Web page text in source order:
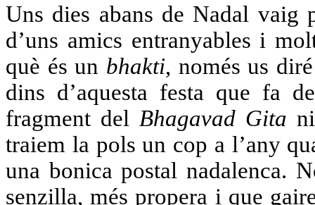
Uns dies abans de Nadal vaig
d’uns amics entranyables i
què és un bhakti, només us
dins d’aquesta festa que fa
fragment del Bhagavad Gita
traiem la pols un cop a l’any
una bonica postal nadalenca.
senzilla, més propera i que